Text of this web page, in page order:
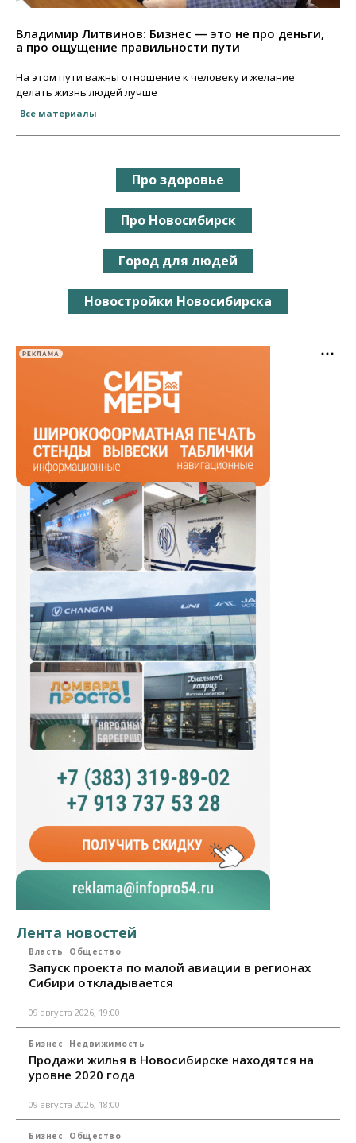
Владимир Литвинов: Бизнес — это не про деньги,
а про ощущение правильности пути
На этом пути важны отношение к человеку и желание
делать жизнь людей лучше
Все материалы
Про здоровье
Про Новосибирск
Город для людей
Новостройки Новосибирска
РЕКЛАМА
Лента новостей
Власть Общество
Запуск проекта по малой авиации в регионах
Сибири откладывается
09 августа 2026, 19:00
Бизнес Недвижимость
Продажи жилья в Новосибирске находятся на
уровне 2020 года
09 августа 2026, 18:00
Бизнес Общество